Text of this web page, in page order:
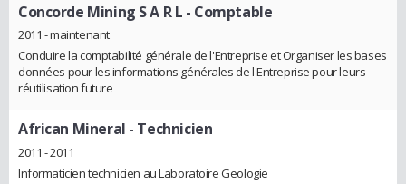
Concorde Mining S A R L - Comptable
2011 - maintenant
Conduire la comptabilité générale de l'Entreprise et Organiser les bases
données pour les informations générales de l'Entreprise pour leurs
réutilisation future
African Mineral - Technicien
2011 - 2011
Informaticien technicien au Laboratoire Geologie